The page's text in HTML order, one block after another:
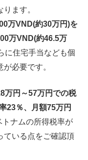
ます。
万VND(約30万円)を
万VND(約46.5万
に住宅手当なども個
必要です。
万円～57万円での税
23％、月額75万円
トナムの所得税率が
ている点をご確認頂